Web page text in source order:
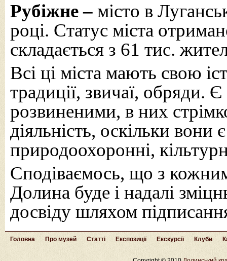
Рубіжне – місто в
році. Статус міста
складається з 61 тис.
Всі ці міста мають свою
традиції, звичаї, обряди.
розвиненими, в них
діяльність, оскільки
природоохоронні,
Сподіваємось, що з
Долина буде і надалі
досвіду шляхом
Головна Про музей Статті Експозиції Екскурсії Клуби